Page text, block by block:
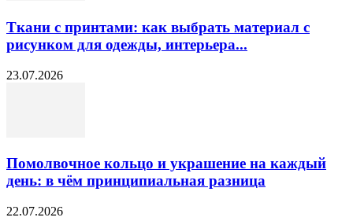
Ткани с принтами: как выбрать материал с
рисунком для одежды, интерьера...
23.07.2026
Помолвочное кольцо и украшение на каждый
день: в чём принципиальная разница
22.07.2026